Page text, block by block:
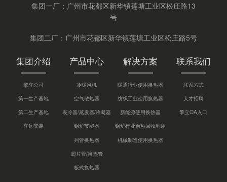
集团一厂：广州市花都区新华镇莲塘工业区松庄路13
号
集团二厂：广州市花都区新华镇莲塘工业区松庄路5号
集团介绍
擎立公司
第一生产基地
第二生产基地
立远安装
产品中心
冷暖风机
空气散热器
表冷器/蒸发器/冷凝器
锅炉节能器
列管换热器
翅片管/换热管
板式换热器
解决方案
暖通行业使用换热器
纺织工业使用换热器
新能源使用换热器
锅炉行业余热回收利用
机械制造使用换热器
联系我们
联系方式
人才招聘
擎立OA入口